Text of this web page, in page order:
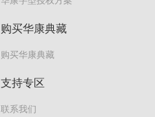
购买华康典藏
购买华康典藏
支持专区
联系我们